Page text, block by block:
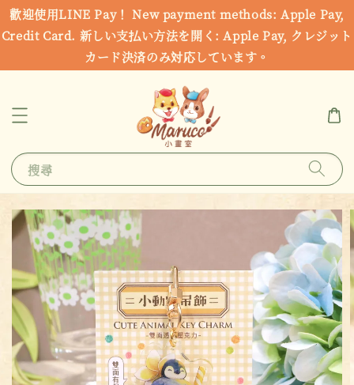
歡迎使用LINE Pay！ New payment methods: Apple Pay,
Credit Card. 新しい支払い方法を開く: Apple Pay, クレジット
カード決済のみ対応しています。
搜尋